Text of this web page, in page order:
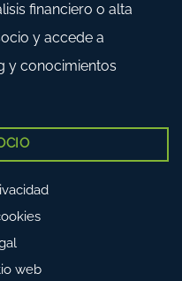
financiero o alta
y accede a
y conocimientos
web